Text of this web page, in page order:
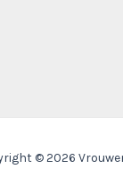
© 2026